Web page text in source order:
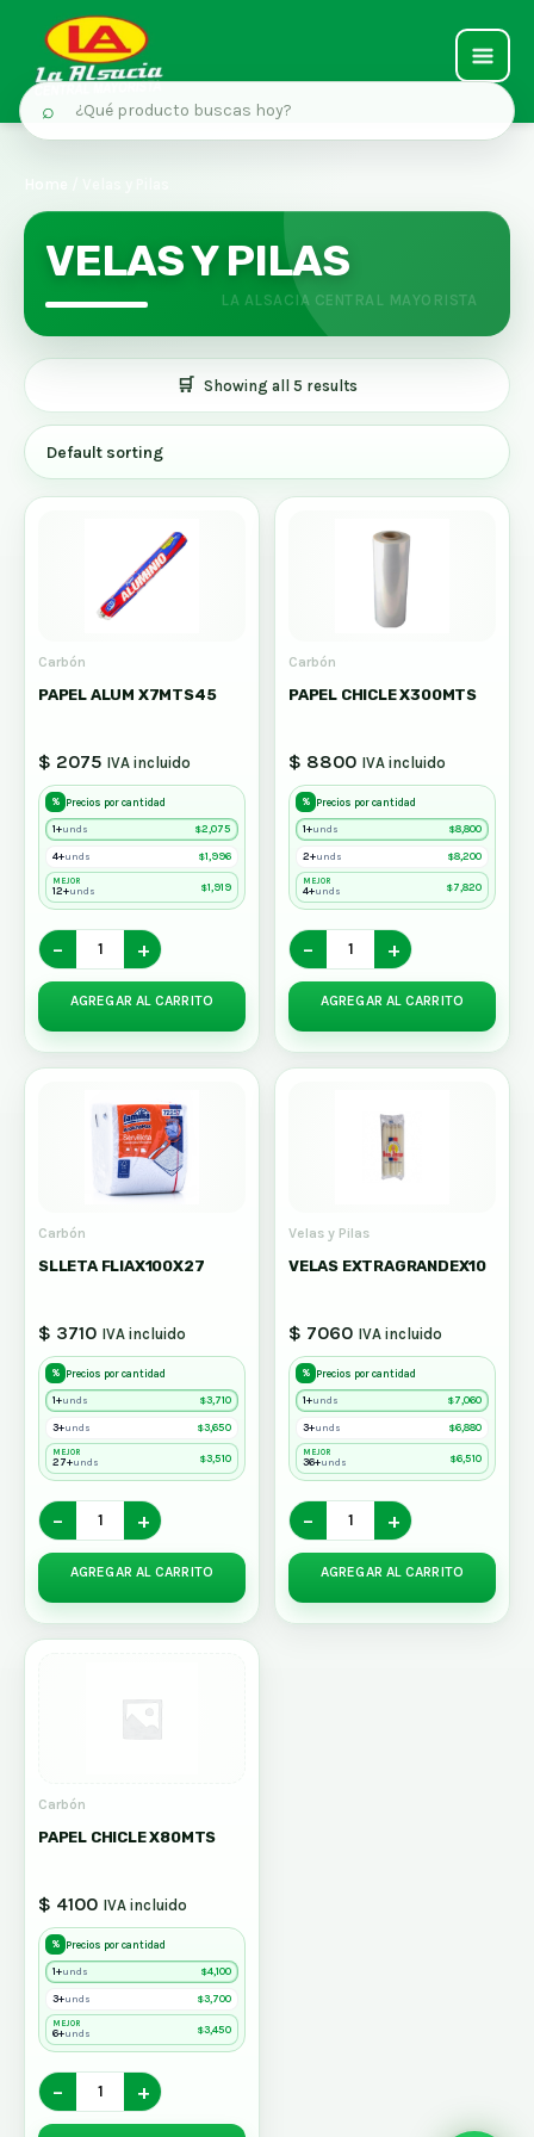
contenido
MAIN
VELAS Y PILAS
Showing all 5 results
Carbón
PAPEL ALUM X7MTS45
$ 2075 IVA incluido
% Precios por cantidad
1+unds $2,075
4+unds $1,996
MEJOR
12+unds $1,919
− +
AGREGAR AL CARRITO
Carbón
PAPEL CHICLE X300MTS
$ 8800 IVA incluido
% Precios por cantidad
1+unds $8,800
2+unds $8,200
MEJOR
4+unds $7,820
− +
AGREGAR AL CARRITO
Carbón
SLLETA FLIAX100X27
$ 3710 IVA incluido
% Precios por cantidad
1+unds $3,710
3+unds $3,650
MEJOR
27+unds $3,510
− +
AGREGAR AL CARRITO
Velas y Pilas
VELAS EXTRAGRANDEX10
$ 7060 IVA incluido
% Precios por cantidad
1+unds $7,060
3+unds $6,880
MEJOR
36+unds $6,510
− +
AGREGAR AL CARRITO
Carbón
PAPEL CHICLE X80MTS
$ 4100 IVA incluido
% Precios por cantidad
1+unds $4,100
3+unds $3,700
MEJOR
6+unds $3,450
− +
⌕